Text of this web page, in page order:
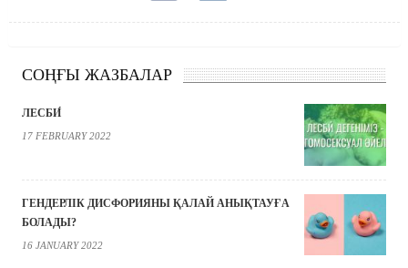
СОҢҒЫ ЖАЗБАЛАР
ЛЕСБИ́
17 FEBRUARY 2022
ГЕНДЕРЛІК ДИСФОРИЯНЫ ҚАЛАЙ АНЫҚТАУҒА
БОЛАДЫ?
16 JANUARY 2022